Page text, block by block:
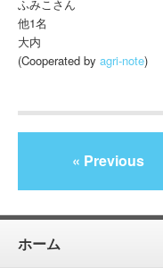
ふみこさん
他1名
大内
(Cooperated by agri-note)
« Previous
ホーム